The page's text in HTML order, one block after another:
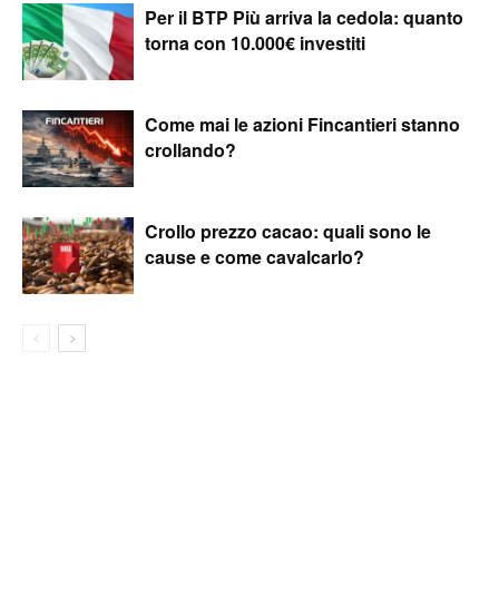
Per il BTP Più arriva la cedola: quanto
torna con 10.000€ investiti
Come mai le azioni Fincantieri stanno
crollando?
Crollo prezzo cacao: quali sono le
cause e come cavalcarlo?